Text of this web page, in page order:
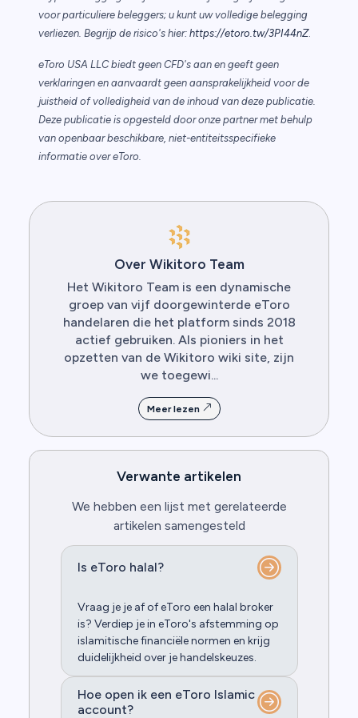
voor particuliere beleggers; u kunt uw volledige belegging
verliezen. Begrijp de risico's hier: https://etoro.tw/3PI44nZ.
eToro USA LLC biedt geen CFD's aan en geeft geen
verklaringen en aanvaardt geen aansprakelijkheid voor de
juistheid of volledigheid van de inhoud van deze publicatie.
Deze publicatie is opgesteld door onze partner met behulp
van openbaar beschikbare, niet-entiteitsspecifieke
informatie over eToro.
Over Wikitoro Team
Het Wikitoro Team is een dynamische
groep van vijf doorgewinterde eToro
handelaren die het platform sinds 2018
actief gebruiken. Als pioniers in het
opzetten van de Wikitoro wiki site, zijn
we toegewi...
Meer lezen
Verwante artikelen
We hebben een lijst met gerelateerde
artikelen samengesteld
Is eToro halal?
Vraag je je af of eToro een halal broker
is? Verdiep je in eToro's afstemming op
islamitische financiële normen en krijg
duidelijkheid over je handelskeuzes.
Hoe open ik een eToro Islamic
account?